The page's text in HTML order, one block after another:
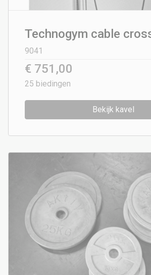
Technogym cable
9041
€ 751,00
25 biedingen
Bekijk kavel